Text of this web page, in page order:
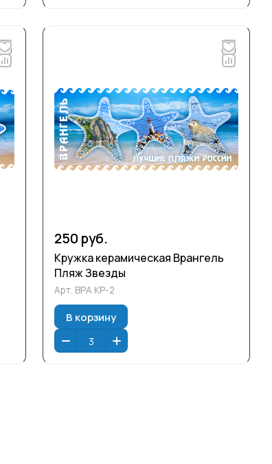
250 руб.
Кружка керамическая Врангель
Пляж Звезды
Арт. ВРА КР-2
В корзину